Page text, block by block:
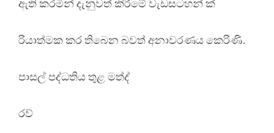
ඇති කරමින් දැනුවත් කිරීමේ වැඩසටහන් ක්
රියාත්මක කර තිබෙන බවත් අනාවරණය කෙරිණි.
පාසල් පද්ධතිය තුළ මත්ද්
රව්